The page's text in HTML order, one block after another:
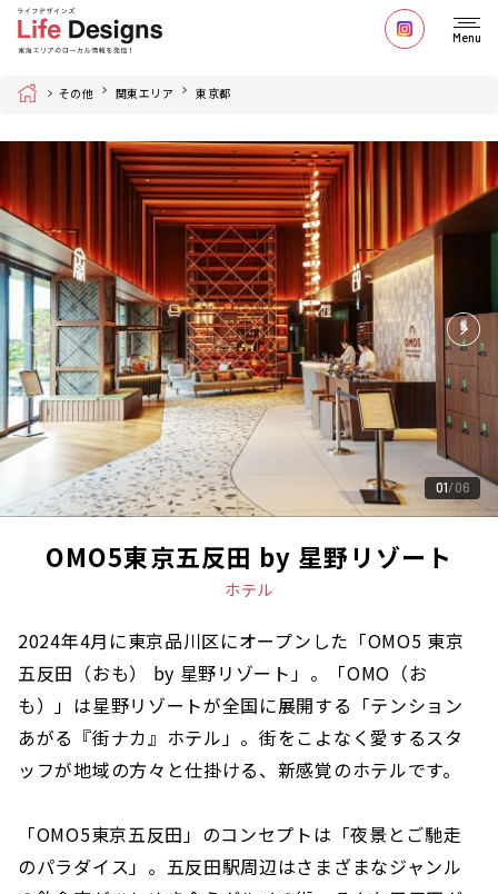
Menu
Home その他 関東エリア 東京都
01 06
OMO5東京五反田 by 星野リゾート
ホテル
2024年4月に東京品川区にオープンした「OMO5 東京
五反田（おも） by 星野リゾート」​​。「OMO（お
も）」は星野リゾートが全国に展開する「テンション
あがる『街ナカ』ホテル」。街をこよなく愛するスタ
ッフが地域の方々と仕掛ける、新感覚のホテルです。
「OMO5東京五反田」のコンセプトは「夜景とご馳走
のパラダイス」。五反田駅周辺はさまざまなジャンル